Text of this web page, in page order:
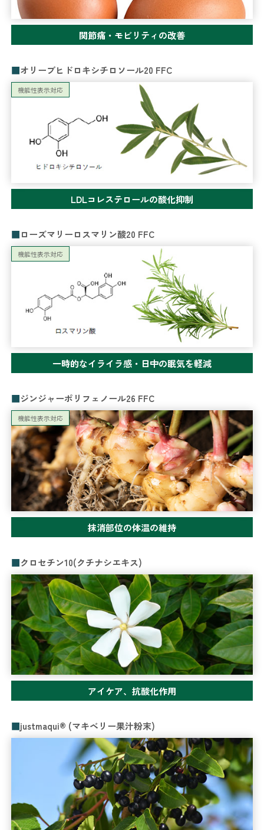
関節痛・モビリティの改善
オリーブヒドロキシチロソール20 FFC
機能性表示対応
LDLコレステロールの酸化抑制
ローズマリーロスマリン酸20 FFC
機能性表示対応
一時的なイライラ感・日中の眠気を軽減
ジンジャーポリフェノール26 FFC
機能性表示対応
抹消部位の体温の維持
クロセチン10(クチナシエキス)
アイケア、抗酸化作用
justmaqui®︎ (マキベリー果汁粉末)